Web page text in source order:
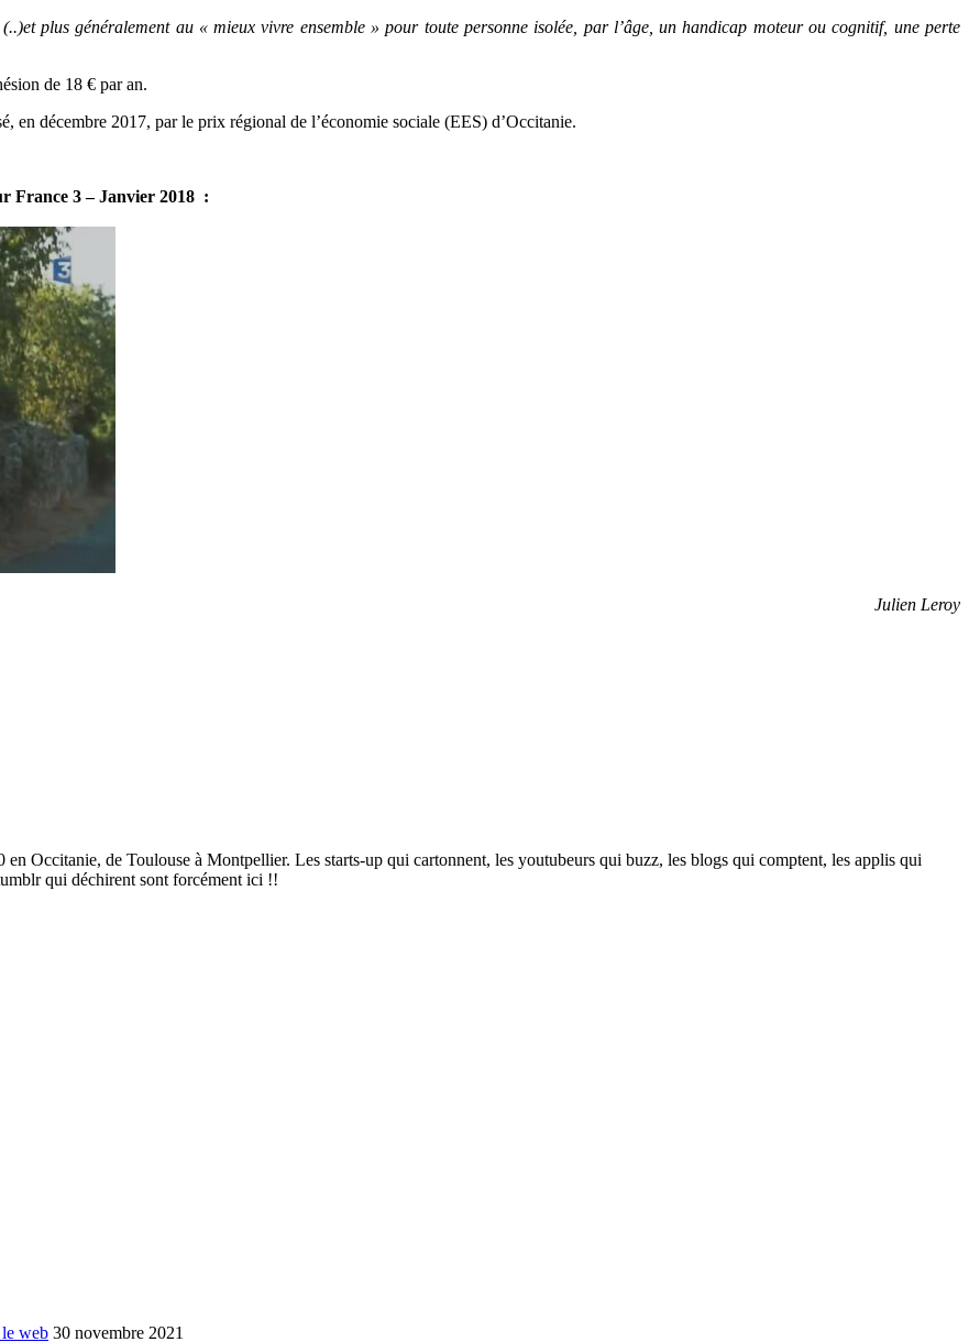
plus généralement au « mieux vivre ensemble » pour toute personne isolée, par l’âge, un handicap moteur ou cognitif, une perte
de 18 € par an.
en décembre 2017, par le prix régional de l’économie sociale (EES) d’Occitanie.
France 3– Janvier 2018 :
Julien Leroy
Occitanie, de Toulouse à Montpellier. Les starts-up qui cartonnent, les youtubeurs qui buzz, les blogs qui comptent, les applis qui
qui déchirent sont forcément ici !!
le web 30 novembre 2021